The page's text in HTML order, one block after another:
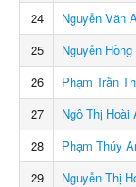
24
Nguyễn Văn
25
Nguyễn
26
Phạm Trần
27
Ngô Thị Hoài
28
Phạm Thúy
29
Nguyễn Thị